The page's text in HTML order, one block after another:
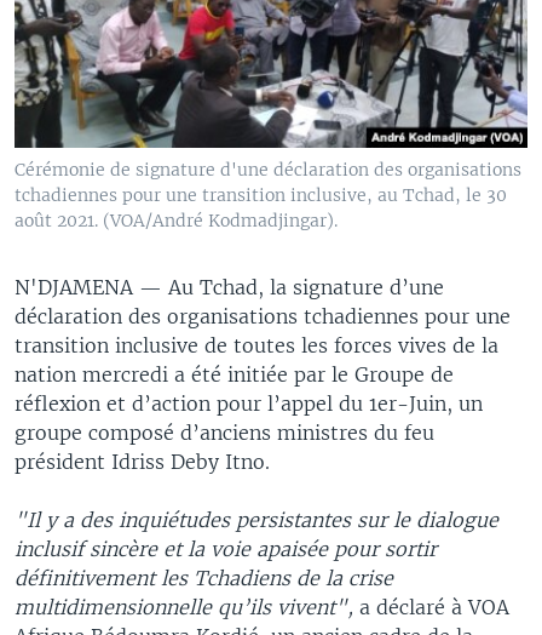
Cérémonie de signature d'une déclaration des organisations
tchadiennes pour une transition inclusive, au Tchad, le 30
août 2021. (VOA/André Kodmadjingar).
N'DJAMENA — Au Tchad, la signature d’une
déclaration des organisations tchadiennes pour une
transition inclusive de toutes les forces vives de la
nation mercredi a été initiée par le Groupe de
réflexion et d’action pour l’appel du 1er-Juin, un
groupe composé d’anciens ministres du feu
président Idriss Deby Itno.
"Il y a des inquiétudes persistantes sur le dialogue
inclusif sincère et la voie apaisée pour sortir
définitivement les Tchadiens de la crise
multidimensionnelle qu’ils vivent", a déclaré à VOA